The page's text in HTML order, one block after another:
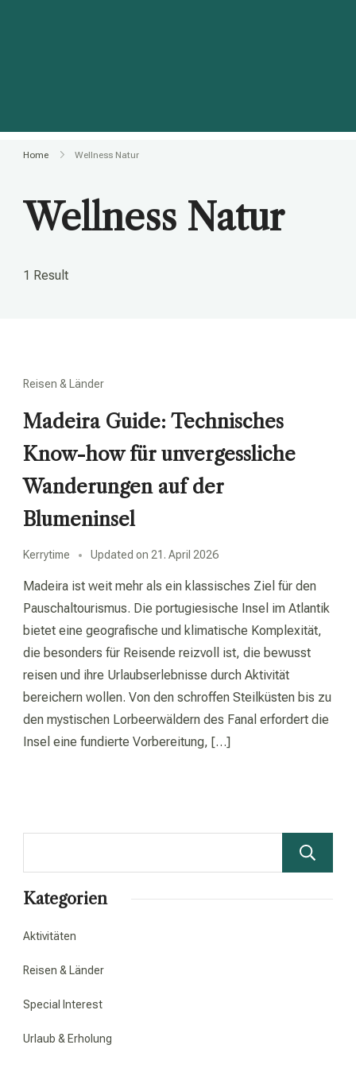
Home Wellness Natur
Wellness Natur
1 Result
Reisen & Länder
Madeira Guide: Technisches
Know-how für unvergessliche
Wanderungen auf der
Blumeninsel
Kerrytime Updated on 21. April 2026
Madeira ist weit mehr als ein klassisches Ziel für den
Pauschaltourismus. Die portugiesische Insel im Atlantik
bietet eine geografische und klimatische Komplexität,
die besonders für Reisende reizvoll ist, die bewusst
reisen und ihre Urlaubserlebnisse durch Aktivität
bereichern wollen. Von den schroffen Steilküsten bis zu
den mystischen Lorbeerwäldern des Fanal erfordert die
Insel eine fundierte Vorbereitung, […]
Kategorien
Aktivitäten
Reisen & Länder
Special Interest
Urlaub & Erholung